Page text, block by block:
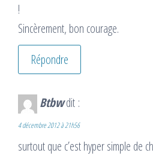
!
Sincèrement, bon courage.
Répondre
Btbwdit :
4 décembre 2012 à 21h56
surtout que c’est hyper simple de